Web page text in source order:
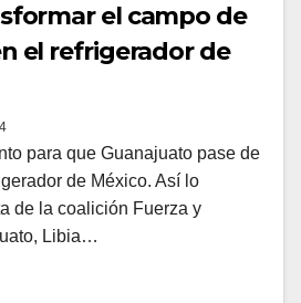
el campo de
el refrigerador de
para que Guanajuato pase de
de México. Así lo
de la coalición Fuerza y
Libia…